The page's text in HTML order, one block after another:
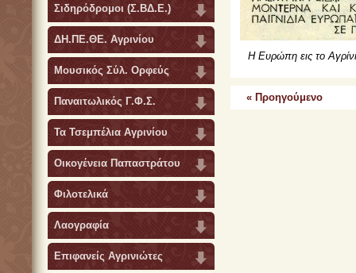
Σιδηρόδρομοι (Σ.ΒΔ.Ε.)
ΔΗ.ΠΕ.ΘΕ. Αγρινίου
Μουσικός Σύλ. Ορφεύς
Παναιτωλικός Γ.Φ.Σ.
Τα Τσεμπέλια Αγρινίου
Οικογένεια Παπαστράτου
Φιλοτελικά
Λαογραφία
Επιφανείς Αγρινιώτες
Η Ευρώπη εις το
« Προηγούμενο